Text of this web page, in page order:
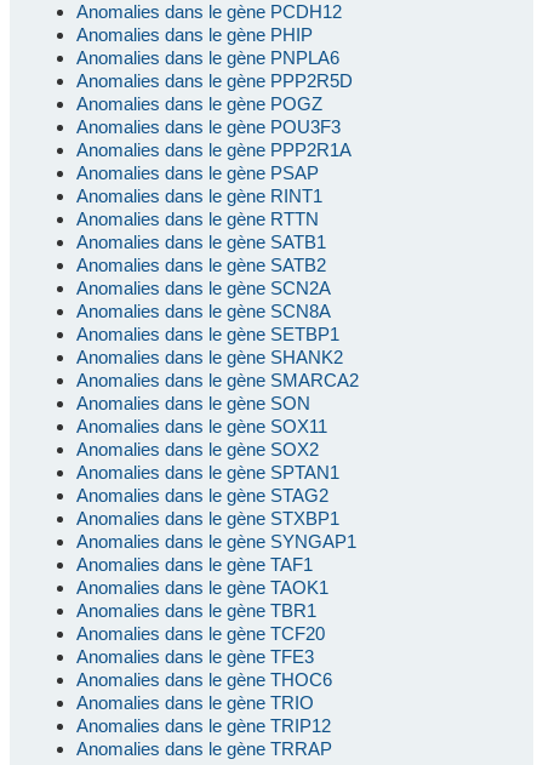
Anomalies dans le gène PCDH12
Anomalies dans le gène PHIP
Anomalies dans le gène PNPLA6
Anomalies dans le gène PPP2R5D
Anomalies dans le gène POGZ
Anomalies dans le gène POU3F3
Anomalies dans le gène PPP2R1A
Anomalies dans le gène PSAP
Anomalies dans le gène RINT1
Anomalies dans le gène RTTN
Anomalies dans le gène SATB1
Anomalies dans le gène SATB2
Anomalies dans le gène SCN2A
Anomalies dans le gène SCN8A
Anomalies dans le gène SETBP1
Anomalies dans le gène SHANK2
Anomalies dans le gène SMARCA2
Anomalies dans le gène SON
Anomalies dans le gène SOX11
Anomalies dans le gène SOX2
Anomalies dans le gène SPTAN1
Anomalies dans le gène STAG2
Anomalies dans le gène STXBP1
Anomalies dans le gène SYNGAP1
Anomalies dans le gène TAF1
Anomalies dans le gène TAOK1
Anomalies dans le gène TBR1
Anomalies dans le gène TCF20
Anomalies dans le gène TFE3
Anomalies dans le gène THOC6
Anomalies dans le gène TRIO
Anomalies dans le gène TRIP12
Anomalies dans le gène TRRAP